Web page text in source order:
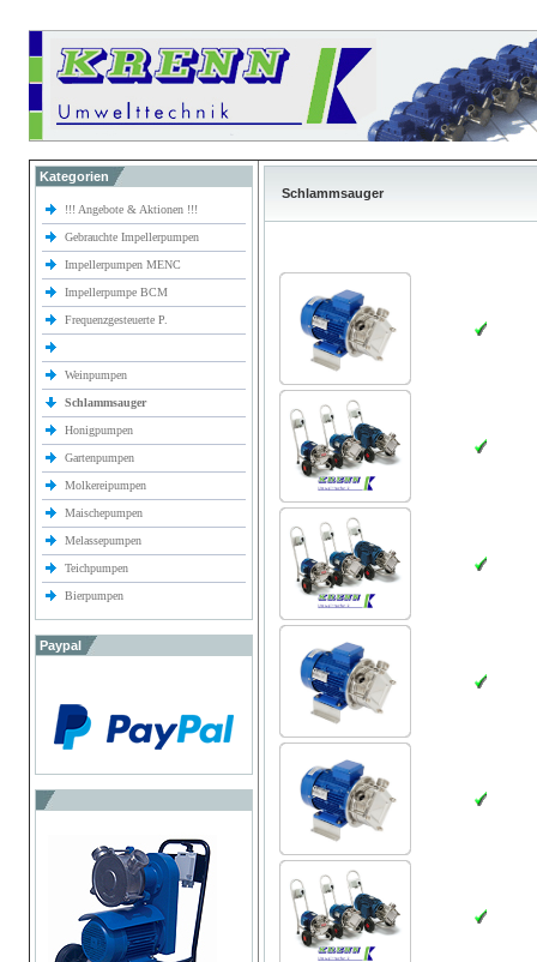
Kategorien
!!! Angebote & Aktionen !!!
Gebrauchte Impellerpumpen
Impellerpumpen MENC
Impellerpumpe BCM
Frequenzgesteuerte P.
Weinpumpen
Schlammsauger
Honigpumpen
Gartenpumpen
Molkereipumpen
Maischepumpen
Melassepumpen
Teichpumpen
Bierpumpen
Paypal
Schlammsauger